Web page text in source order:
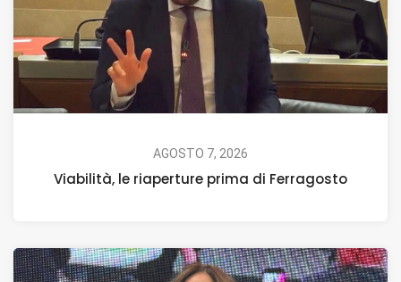
AGOSTO 7, 2026
Viabilità, le riaperture prima di Ferragosto